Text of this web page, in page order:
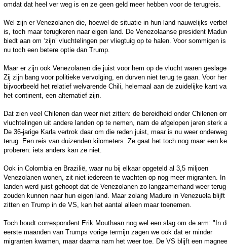
omdat dat heel ver weg is en ze geen geld meer hebben voor de terugreis.
Wel zijn er Venezolanen die, hoewel de situatie in hun land nauwelijks
is, toch maar terugkeren naar eigen land. De Venezolaanse president
biedt aan om ‘zijn’ vluchtelingen per vliegtuig op te halen. Voor sommigen
nu toch een betere optie dan Trump.
Maar er zijn ook Venezolanen die juist voor hem op de vlucht waren
Zij zijn bang voor politieke vervolging, en durven niet terug te gaan. Voor
bijvoorbeeld het relatief welvarende Chili, helemaal aan de zuidelijke kant
het continent, een alternatief zijn.
Dat zien veel Chilenen dan weer niet zitten: de bereidheid onder Chilenen
vluchtelingen uit andere landen op te nemen, nam de afgelopen jaren sterk
De 36-jarige Karla vertrok daar om die reden juist, maar is nu weer onderweg
terug. Een reis van duizenden kilometers. Ze gaat het toch nog maar een
proberen: iets anders kan ze niet.
Ook in Colombia en Brazilië, waar nu bij elkaar opgeteld al 3,5 miljoen
Venezolanen wonen, zit niet iedereen te wachten op nog meer migranten. In
landen werd juist gehoopt dat de Venezolanen zo langzamerhand weer terug
zouden kunnen naar hun eigen land. Maar zolang Maduro in Venezuela blijft
zitten en Trump in de VS, kan het aantal alleen maar toenemen.
Toch houdt correspondent Erik Mouthaan nog wel een slag om de arm: "In
eerste maanden van Trumps vorige termijn zagen we ook dat er minder
migranten kwamen, maar daarna nam het weer toe. De VS blijft een